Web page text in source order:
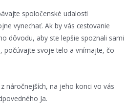
spoločenské udalosti
vynechať. Ak by vás cestovanie
dôvodu, aby ste lepšie spoznali sami
počúvajte svoje telo a vnímajte, čo
náročnejších, na jeho konci vo vás
Ja.